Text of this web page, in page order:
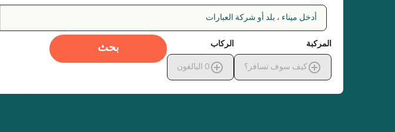
أدخل ميناء ، بلد أو شركة العبارات
المركبة
كيف سوف تسافر؟
الركاب
0 البالغون
بحث